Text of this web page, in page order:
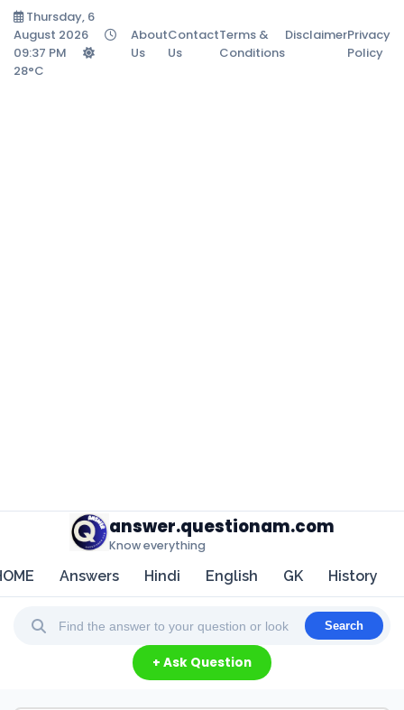
Thursday, 6
August 2026
09:37 PM
28°C
About
Us
Contact
Us
Terms &
Conditions
DisclaimerPrivacy
Policy
answer.questionam.com
Know everything
Answers Hindi English GK History
Search
+ Ask Question